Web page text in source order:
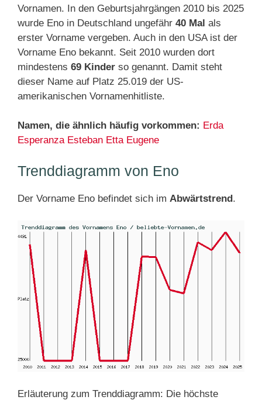
Vornamen. In den Geburtsjahrgängen 2010 bis 2025
wurde Eno in Deutschland ungefähr 40 Mal als
erster Vorname vergeben. Auch in den USA ist der
Vorname Eno bekannt. Seit 2010 wurden dort
mindestens 69 Kinder so genannt. Damit steht
dieser Name auf Platz 25.019 der US-
amerikanischen Vornamenhitliste.
Namen, die ähnlich häufig vorkommen: Erda
Esperanza Esteban Etta Eugene
Trenddiagramm von Eno
Der Vorname Eno befindet sich im Abwärtstrend.
Erläuterung zum Trenddiagramm: Die höchste